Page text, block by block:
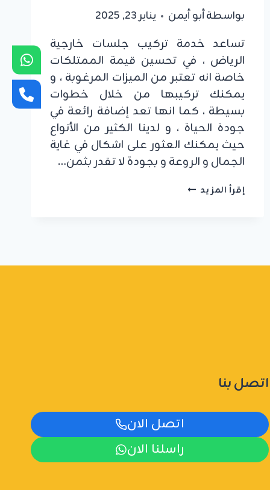
بواسطةأبو أيمن يناير 23, 2025
تساعد خدمة تركيب جلسات خارجية
الرياض ، في تحسين قيمة الممتلكات
خاصة انه تعتبر من الميزات المرغوبة ، و
يمكنك تركيبها من خلال خطوات
بسيطة ، كما انها تعد إضافة رائعة في
جودة الحياة ، و لدينا الكثير من الأنواع
حيث يمكنك العثور على اشكال في غاية
الجمال و الروعة و بجودة لا تقدر بثمن…
إقرأ المزيد تركيب
جلسات
اتصل بنا
اتصل الان
راسلنا الان